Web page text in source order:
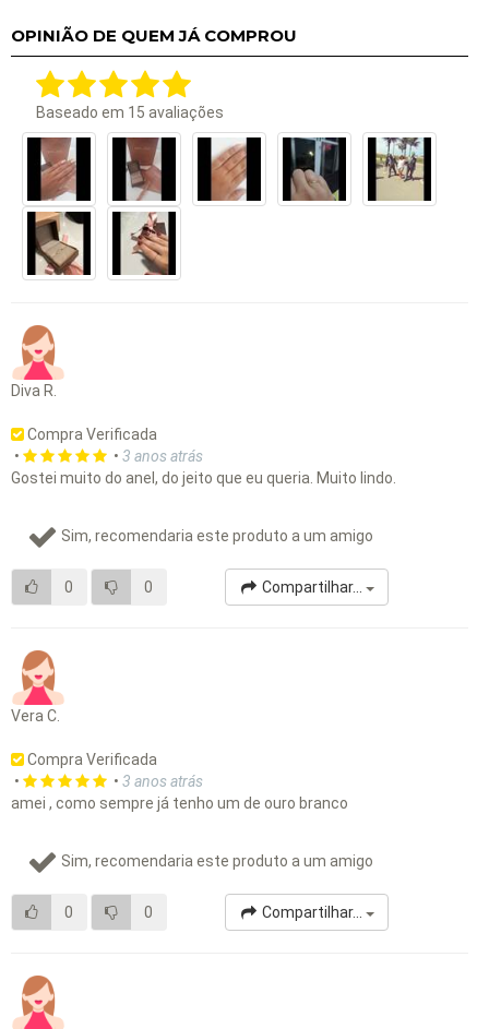
OPINIÃO DE QUEM JÁ COMPROU
Baseado em 15 avaliações
Diva R.
Compra Verificada
•
• 3 anos atrás
Gostei muito do anel, do jeito que eu queria. Muito lindo.
Sim, recomendaria este produto a um amigo
0 0 Compartilhar...
Vera C.
Compra Verificada
•
• 3 anos atrás
amei , como sempre já tenho um de ouro branco
Sim, recomendaria este produto a um amigo
0 0 Compartilhar...